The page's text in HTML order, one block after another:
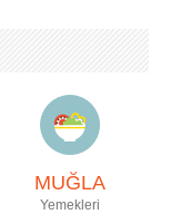
MUĞLA
Yemekleri